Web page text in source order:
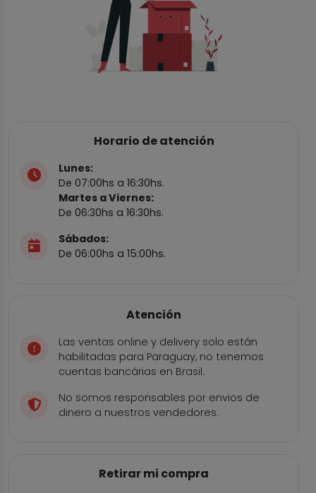
Horario de atención
Lunes:
De 07:00hs a 16:30hs.
Martes a Viernes:
De 06:30hs a 16:30hs.
Sábados:
De 06:00hs a 15:00hs.
Atención
Las ventas online y delivery solo están
habilitadas para Paraguay, no tenemos
cuentas bancárias en Brasil.
No somos responsables por envios de
dinero a nuestros vendedores.
Retirar mi compra